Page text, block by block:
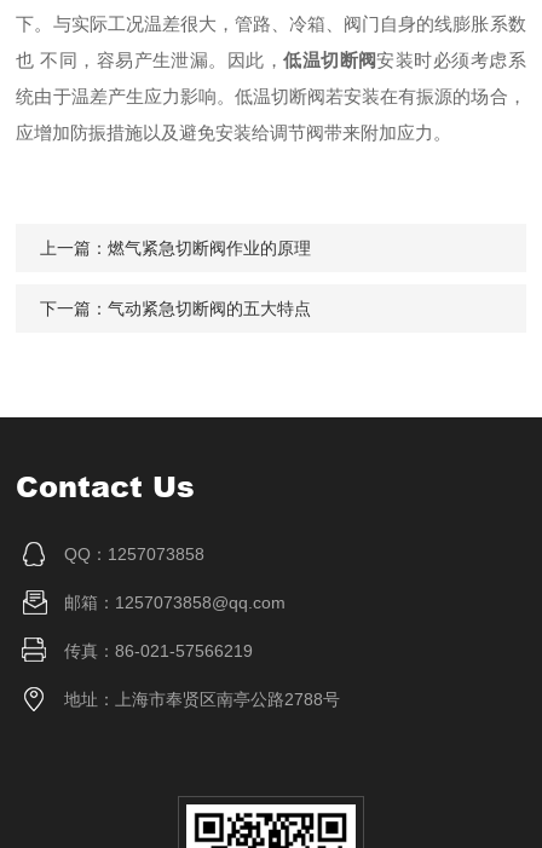
下。与实际工况温差很大，管路、冷箱、阀门自身的线膨胀系数
也 不同，容易产生泄漏。因此，低温切断阀安装时必须考虑系
统由于温差产生应力影响。低温切断阀若安装在有振源的场合，
应增加防振措施以及避免安装给调节阀带来附加应力。
上一篇：燃气紧急切断阀作业的原理
下一篇：气动紧急切断阀的五大特点
Contact Us
QQ：1257073858
邮箱：1257073858@qq.com
传真：86-021-57566219
地址：上海市奉贤区南亭公路2788号